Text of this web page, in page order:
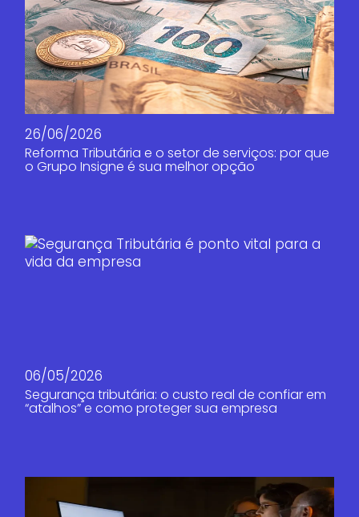
26/06/2026
Reforma Tributária e o setor de serviços: por que
o Grupo Insigne é sua melhor opção
06/05/2026
Segurança tributária: o custo real de confiar em
“atalhos” e como proteger sua empresa